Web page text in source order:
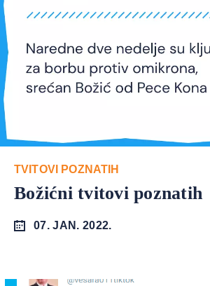
TVITOVI POZNATIH
Božićni tvitovi poznatih
07. JAN. 2022.